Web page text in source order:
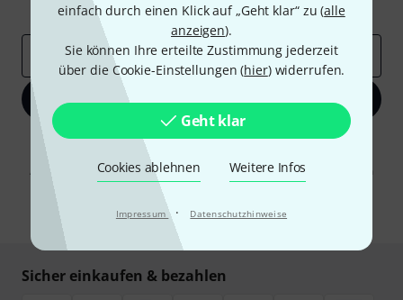
einfach durch einen Klick auf „Geht klar“ zu (alle
anzeigen).
Sie können Ihre erteilte Zustimmung jederzeit
über die Cookie-Einstellungen (hier) widerrufen.
Geht klar
Cookies ablehnen Weitere Infos
Impressum · Datenschutzhinweise
Inspirierende Beiträge
Deals Thomann Insights
E-Mail-Adresse*
Jetzt anmelden
Mit Klick auf „Jetzt anmelden“ stimmen Sie dem Erhalt von E-Mail-
Werbung und einer Messung des E-Mail-Nutzungsverhaltens zu. Die
Abmeldung ist jederzeit möglich. Weitere Informationen finden Sie in
unserenDatenschutzhinweisen.
* Pflichtfeld
Sicher einkaufen & bezahlen